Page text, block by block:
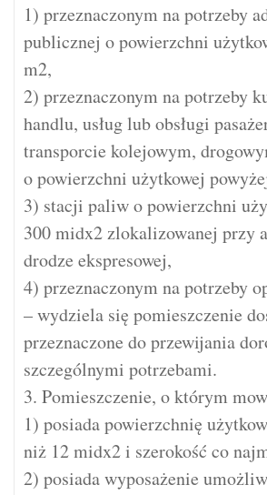
1) przeznaczonym na potrzeby
publicznej o powierzchni
m2,
2) przeznaczonym na potrzeby
handlu, usług lub obsługi
transporcie kolejowym,
o powierzchni użytkowej
3) stacji paliw o powierzchni
300 midx2 zlokalizowanej przy
drodze ekspresowej,
4) przeznaczonym na potrzeby
– wydziela się pomieszczenie
przeznaczone do przewijania
szczególnymi potrzebami.
3. Pomieszczenie, o którym
1) posiada powierzchnię
niż 12 midx2 i szerokość co
2) posiada wyposażenie